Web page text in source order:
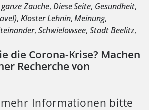
Zauche, Diese Seite, Gesundheit,
, Kloster Lehnin, Meinung,
, Schwielowsee, Stadt Beelitz,
die Corona-Krise? Machen
Recherche von
mehr Informationen bitte